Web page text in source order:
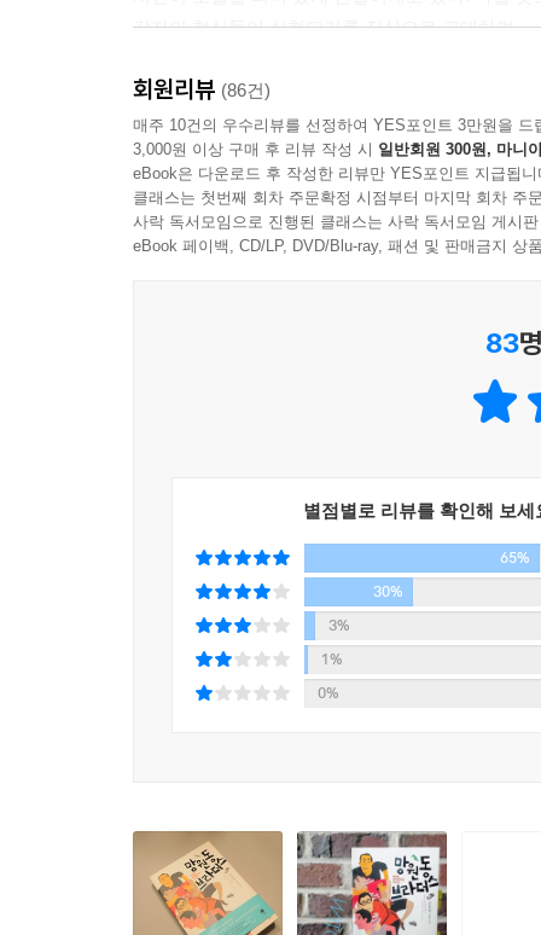
지? 갸우뚱하는 나를 보고 싸부가 피식 웃고는 감
리지 않고 닥치는 대로 쑤셔넣는 건 감각을 둔화
--- p.134
누군가의 집을 구경한다는 건 그 사람의 내장을
불량이 엿보였고, 그에 비해 ‘수유 반지하녀’는
리지 않았다. 네 명의 남자는 나란히 해변에 서서
기까지 동행해와 해를 바라본다. 옥탑방에서 보
무릎을 치게 만드는 작가 특유의 찰진 입담은
그려진다. 실제로 작가는 영화 시나리오, 만
스토리텔러이다.
일상은 리얼 궁상 다큐멘터리, 하지만 아등바등
한없이 친근하고 따뜻하게 느껴지는 이유는 오
세상과 인생을 건너가는 데 진지함만이 정답은
진지하지 않아도 세상은 돌고, 시간은 가고, 비록
들어와야 할 것이다. 그렇다면 조금 망가지더라도
“나는 스토리텔러다. 시나리오를 짜고 만화 스
‘진실을 이야기에 담는 기술’이다. 진실과 상관
즐거웠고, 쓰고 나서도 즐거운 소설이 됐다. 이 소
각자의 현실들이 실현되기를 진심으로 고대하며
나는 이 책의 작가를 만나고 싶지 않다. 십중팔구
매력적이겠는가. 『망원동 브라더스』는 그런 작
텍스트. 지지리 궁상맞은 네 남자가 코딱지만
것이다. 그러나 이 소설은 놀랍게도 사랑스럽고
소설로 묘파해냈다. 실로 고수의 솜씨다.
회원리뷰 (86건)
매주 10건의 우수리뷰를 선정하여 YES포인트 3만원을 드
3,000원 이상 구매 후 리뷰 작성 시 일반회원 300원, 마니
eBook은 다운로드 후 작성한 리뷰만 YES포인트 지급됩니
클래스는 첫번째 회차 주문확정 시점부터 마지막 회차 주
사락 독서모임으로 진행된 클래스는 사락 독서모임 게시
eBook 페이백, CD/LP, DVD/Blu-ray, 패션 및 판매금지 상
83
별점별로 리뷰를 확인해 보세
65%
30%
3%
1%
0%